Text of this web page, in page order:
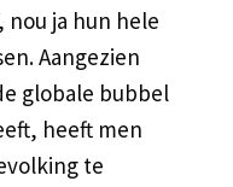
ja hun hele
Aangezien
globale bubbel
heeft men
te